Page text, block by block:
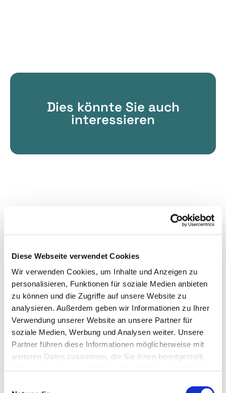
Diese Webseite verwendet Cookies
Wir verwenden Cookies, um Inhalte und Anzeigen zu
personalisieren, Funktionen für soziale Medien anbieten
zu können und die Zugriffe auf unsere Website zu
analysieren. Außerdem geben wir Informationen zu Ihrer
Verwendung unserer Website an unsere Partner für
soziale Medien, Werbung und Analysen weiter. Unsere
Partner führen diese Informationen möglicherweise mit
weiteren Daten zusammen, die Sie ihnen bereitgestellt
Dies könnte Sie auch
interessieren